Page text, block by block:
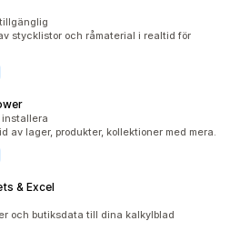
stycklistor och råmaterial i realtid för
av lager, produkter, kollektioner med mera.
& Excel
och butiksdata till dina kalkylblad